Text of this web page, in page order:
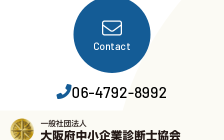
Contact
06-4792-8992